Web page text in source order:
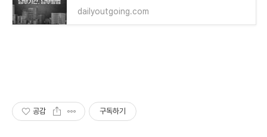
dailyoutgoing.com
공감 구독하기